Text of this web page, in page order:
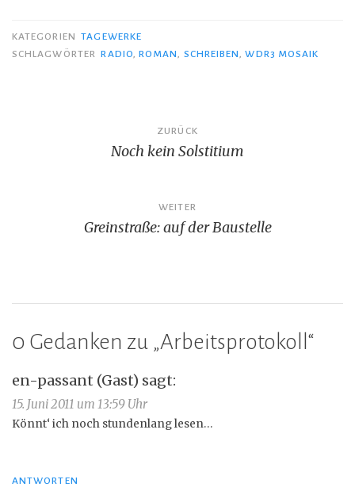
KATEGORIEN TAGEWERKE
SCHLAGWÖRTER
RADIO ROMAN SCHREIBEN ,WDR3 MOSAIK
Beitragsnavigation
ZURÜCK
Noch kein Solstitium
WEITER
Greinstraße: auf der Baustelle
0 Gedanken zu „Arbeitsprotokoll “
en-passant (Gast) sagt:
15. Juni 2011 um 13:59 Uhr
Könnt‘ ich noch stundenlang lesen…
ANTWORTEN